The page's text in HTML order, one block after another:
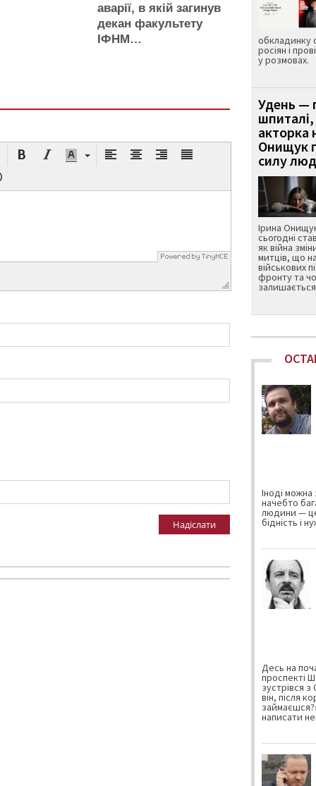
аварії, в якій загинув
декан факультету
ІФНМ…
Надіслати
обкладинку
росіян і
у розмовах.
Удень —
акторка
Онищук
силу
Ірина
сьогодні
як війна
митців, що
військових
фронту та
Іноді
начебто
людини —
бідність і
Десь на
проспекті
зустрівся
він, після
написати